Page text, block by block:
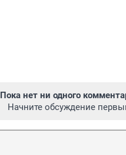
Пока нет ни одного
Начните обсуждение